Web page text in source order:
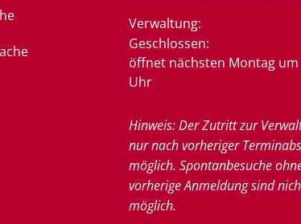
Verwaltung:
Klicken, um weitere
Geschlossen:
öffnet nächsten Montag um
Uhr
Hinweis: Der Zutritt zur
nur nach vorheriger
möglich. Spontanbesuche
vorherige Anmeldung sind
möglich.